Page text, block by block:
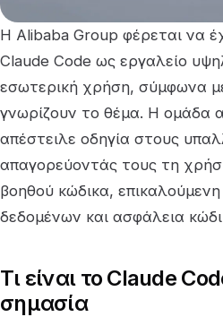
Η Alibaba Group φέρεται να
Claude Code ως εργαλείο
εσωτερική χρήση, σύμφωνα
γνωρίζουν το θέμα. Η ομάδα
απέστειλε οδηγία στους
απαγορεύοντάς τους τη
βοηθού κώδικα,
δεδομένων και ασφάλεια
Τι είναι το Claude
σημασία